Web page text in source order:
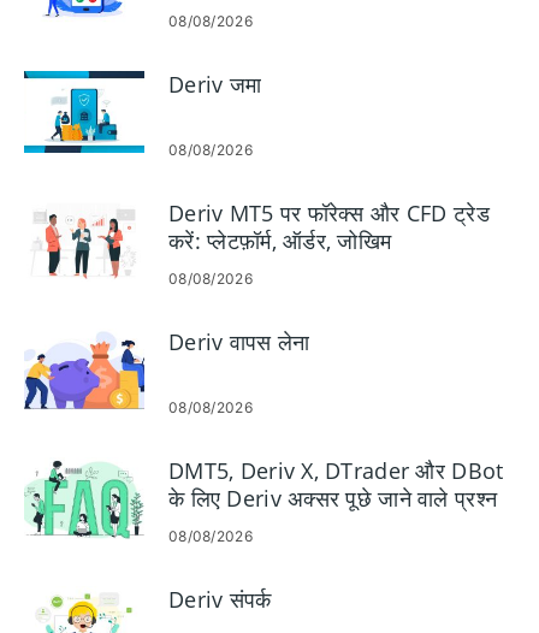
08/08/2026
Deriv जमा
08/08/2026
Deriv MT5 पर फॉरेक्स और CFD ट्रेड
करें: प्लेटफ़ॉर्म, ऑर्डर, जोखिम
08/08/2026
Deriv वापस लेना
08/08/2026
DMT5, Deriv X, DTrader और DBot
के लिए Deriv अक्सर पूछे जाने वाले प्रश्न
08/08/2026
Deriv संपर्क